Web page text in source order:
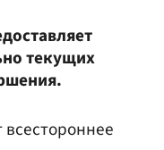
текущих